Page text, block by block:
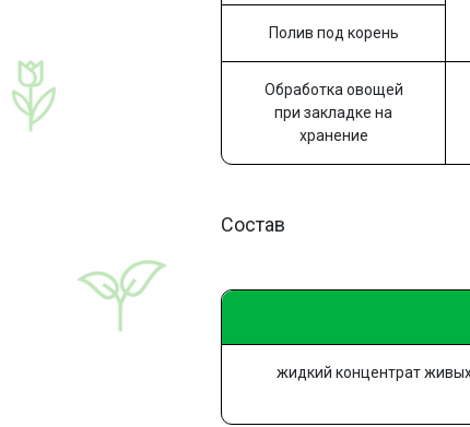
Полив под корень
Обработка овощей
при закладке на
хранение
Состав
жидкий концентрат